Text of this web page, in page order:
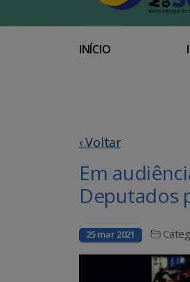
INÍCIO
‹ Voltar
Em
Deputados
25 mar 2021